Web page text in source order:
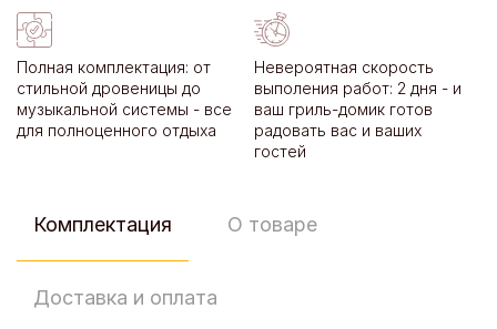
Полная комплектация: от
стильной дровеницы до
музыкальной системы - все
для полноценного отдыха
Невероятная скорость
выполения работ: 2 дня - и
ваш гриль-домик готов
радовать вас и ваших
гостей
Комплектация О товаре
Доставка и оплата